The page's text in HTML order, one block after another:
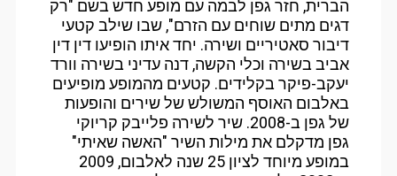
הברית, חזר גפן לבמה עם מופע חדש בשם "רק
דגים מתים שוחים עם הזרם", שבו שילב קטעי
דיבור סאטיריים ושירה. יחד איתו הופיעו דין דין
אביב בשירה וכלי הקשה, דנה עדיני בשירה וורד
יעקב-פיקר בקלידים. קטעים מהמופע מופיעים
באלבום האוסף המשולש של שירים והופעות
של גפן ב-2008. שיר לשירה פלייבק קריוקי
גפן מדקלם את מילות השיר "האשה שאיתי"
במופע מיוחד לציון 25 שנה לאלבום, 2009